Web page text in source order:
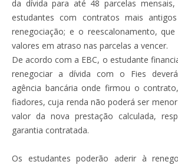
da dívida para até 48 parcelas
estudantes com contratos mais
renegociação; e o reescalonamento,
valores em atraso nas parcelas a vencer.
De acordo com a EBC, o estudante
renegociar a dívida com o Fies
agência bancária onde firmou o
fiadores, cuja renda não poderá ser
valor da nova prestação calculada,
garantia contratada.
Os estudantes poderão aderir à